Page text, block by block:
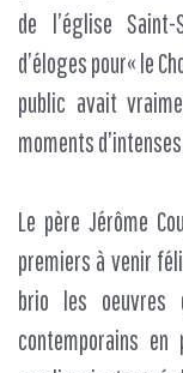
de l’église
d’éloges pour« le
public avait
moments
Le père Jérôme
premiers à venir
brio les oeuvres
contemporains